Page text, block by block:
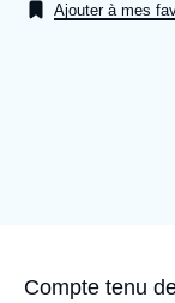
Ajouter à mes
Accroche
Compte tenu